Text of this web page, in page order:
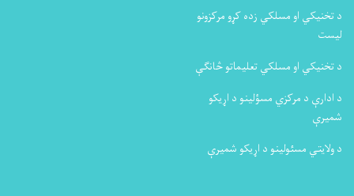
د تخنیکي او مسلکي زده کړو مرکزونو
لیست
د تخنیکي او مسلکي تعلیماتو څانګې
د ادارې د مرکزي مسؤلینو د اړیکو
شمیرې
د ولایتي مسئولینو د اړیکو شمیرې